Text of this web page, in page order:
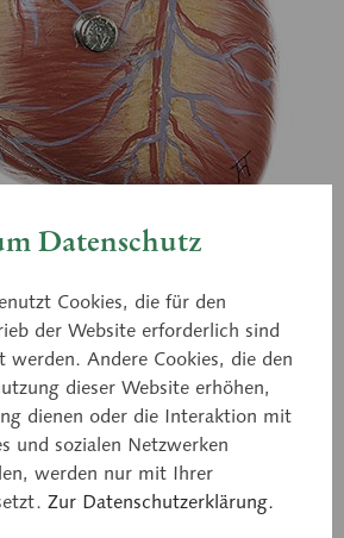
aus SOMSO-Plast®. Durch
der Herzkammern und
Darstellung der Segel- und
Datenschutz
Cookies, die für den
der Website erforderlich sind
werden. Andere Cookies, die den
dieser Website erhöhen,
dienen oder die Interaktion mit
und sozialen Netzwerken
werden nur mit Ihrer
Zur Datenschutzerklärung.